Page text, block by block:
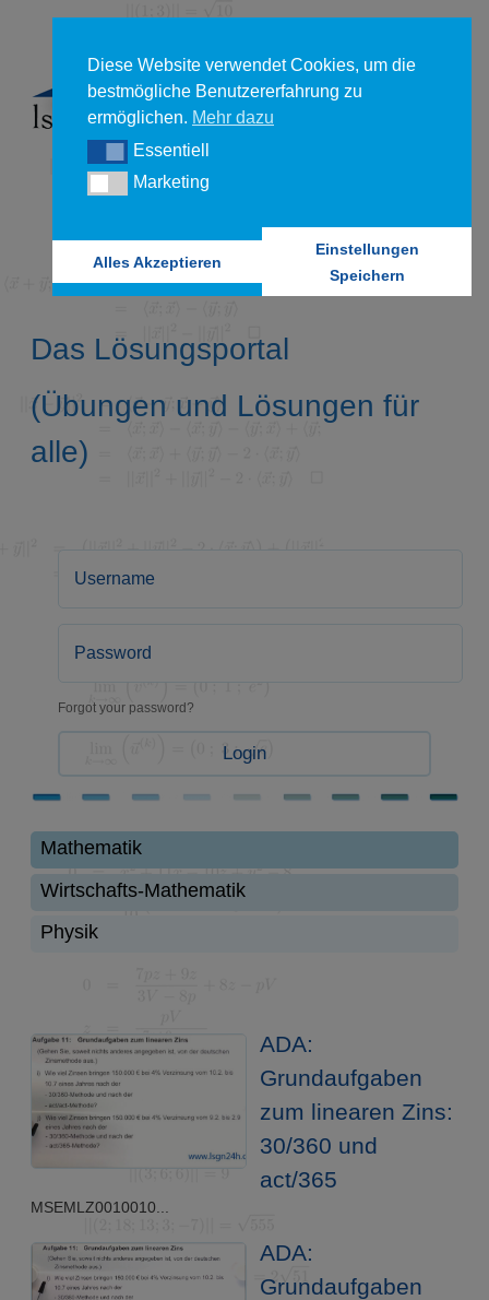
Das Lösungsportal
(Übungen und Lösungen für
alle)
Forgot your password?
Login
Mathematik
Wirtschafts-Mathematik
Physik
ADA:
Grundaufgaben
zum linearen Zins:
30/360 und
act/365
MSEMLZ0010010...
ADA:
Grundaufgaben
Diese Website verwendet Cookies, um die
bestmögliche Benutzererfahrung zu
ermöglichen. Mehr dazu
EssentiellEssentiell
MarketingMarketing
Alles Akzeptieren
Einstellungen
Speichern